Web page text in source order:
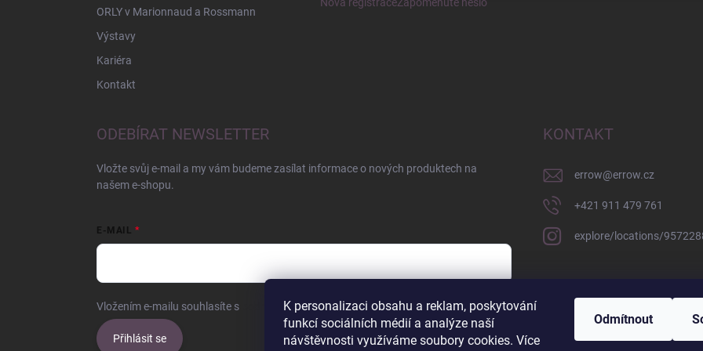
K personalizaci obsahu a reklam, poskytování
funkcí sociálních médií a analýze naší
návštěvnosti využíváme soubory cookies. Více
Odmítnout
ORLY v Marionnaud a Rossmann
Výstavy
Kariéra
Kontakt
ODEBÍRAT NEWSLETTER
Vložte svůj e-mail a my vám budeme zasílat informace o nových produktech na
našem e-shopu.
E-MAIL
Vložením e-mailu souhlasíte s podmínkami ochrany osobních údajů
Přihlásit se
KONTAKT
errow@errow.cz
+421 911 479 761
explore/locations/